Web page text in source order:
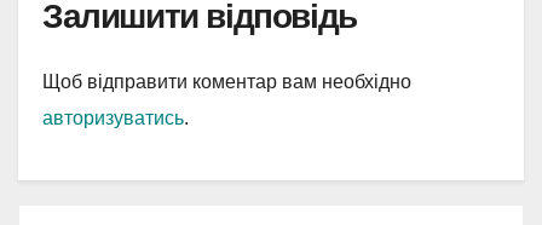
Залишити відповідь
Щоб відправити коментар вам необхідно
авторизуватись.